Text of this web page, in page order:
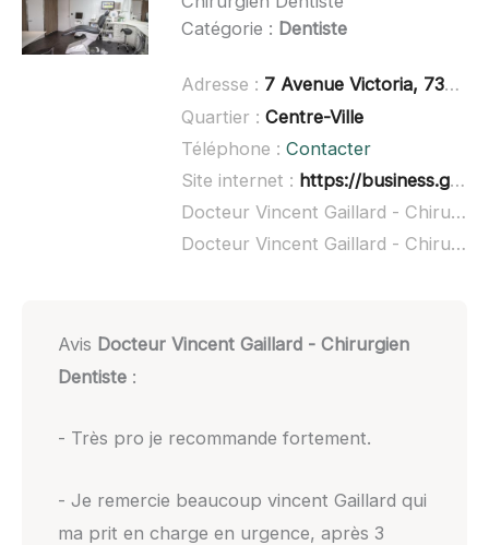
Catégorie : Dentiste
Adresse : 7 Avenue Victoria, 73100 Aix-les-Bains
Quartier : Centre-Ville
Téléphone : Contacter
Site internet : https://business.google.com/website/docteur-vincent-gaillard-dentiste
Docteur Vincent Gaillard - Chirurgien Dentiste à domicile :
Docteur Vincent Gaillard - Chirurgien Dentiste ouvert dimanche :
Avis Docteur Vincent Gaillard - Chirurgien
Dentiste:
- Très pro je recommande fortement.
- Je remercie beaucoup vincent Gaillard qui
ma prit en charge en urgence, après 3